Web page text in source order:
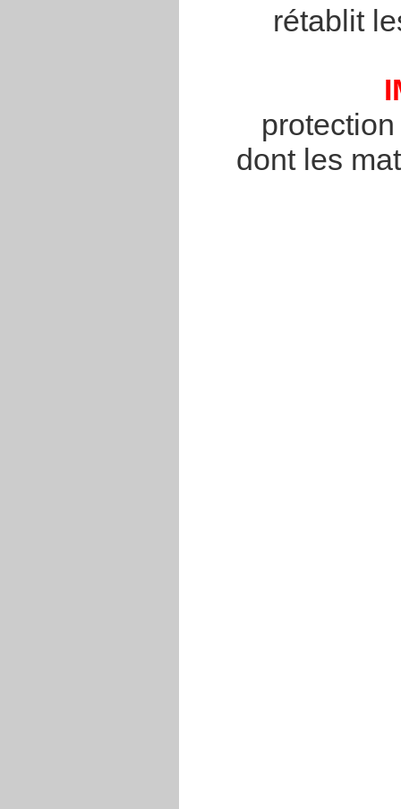
rétablit
dont les